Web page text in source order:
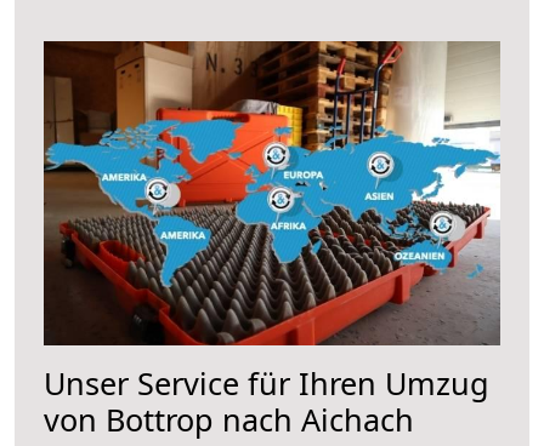
Unser Service für Ihren Umzug
von Bottrop nach Aichach